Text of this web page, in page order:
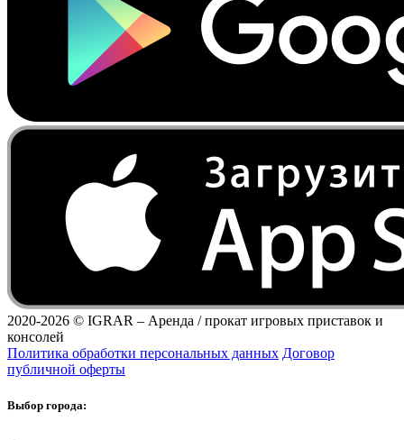
2020-2026 © IGRAR – Аренда / прокат игровых приставок и
консолей
Политика обработки персональных данных Договор
публичной оферты
Выбор города: